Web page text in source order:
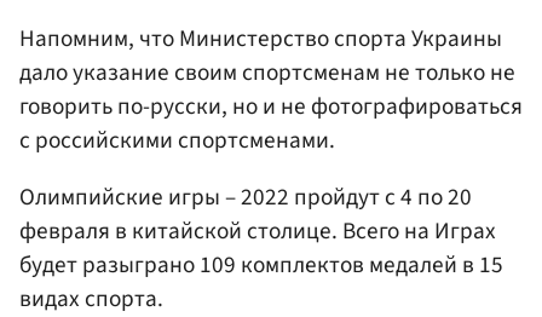
Напомним, что Министерство спорта Украины
дало указание своим спортсменам не только не
говорить по-русски, но и не фотографироваться
с российскими спортсменами.
Олимпийские игры – 2022 пройдут с 4 по 20
февраля в китайской столице. Всего на Играх
будет разыграно 109 комплектов медалей в 15
видах спорта.